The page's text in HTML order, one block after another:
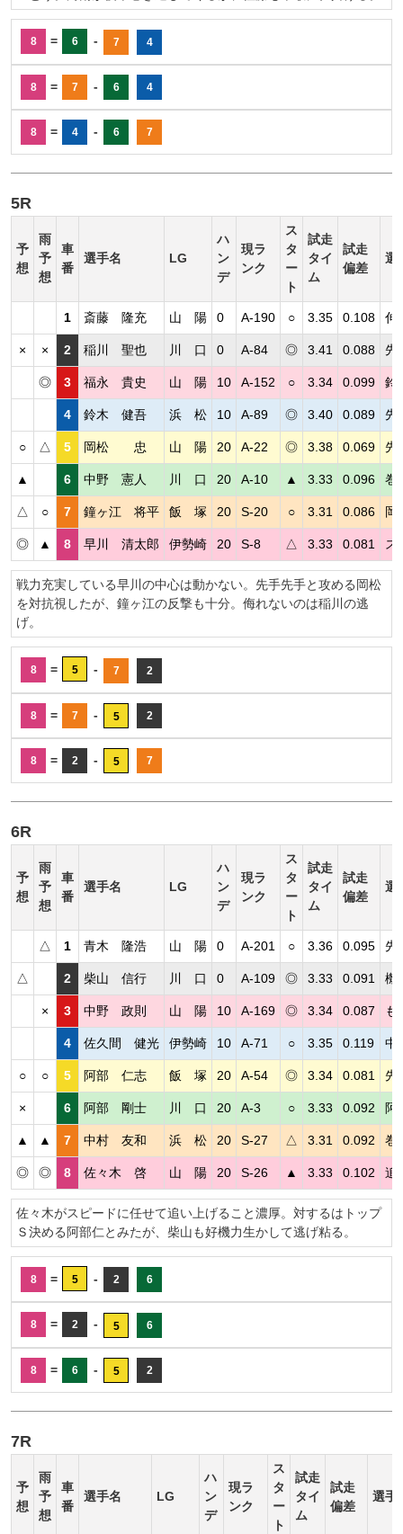
8 = 6 - 7 4
8 = 7 - 6 4
8 = 4 - 6 7
5R
予
想
雨
予
想
車
番
選手名 LG
ハ
ン
デ
現ラ
ンク
ス
タ
ー
ト
試走
タイ
ム
試走
偏差
選
1 斎藤 隆充 山 陽 0 A-190 ○ 3.35 0.108 伸
× × 2 稲川 聖也 川 口 0 A-84 ◎ 3.41 0.088 先
◎ 3 福永 貴史 山 陽 10 A-152 ○ 3.34 0.099 鈴
4 鈴木 健吾 浜 松 10 A-89 ◎ 3.40 0.089 先
○ △ 5 岡松 忠 山 陽 20 A-22 ◎ 3.38 0.069 先
▲ 6 中野 憲人 川 口 20 A-10 ▲ 3.33 0.096 巻
△ ○ 7 鐘ヶ江 将平 飯 塚 20 S-20 ○ 3.31 0.086 岡
◎ ▲ 8 早川 清太郎 伊勢崎 20 S-8 △ 3.33 0.081 ス
戦力充実している早川の中心は動かない。先手先手と攻める岡松
を対抗視したが、鐘ヶ江の反撃も十分。侮れないのは稲川の逃
げ。
8 = 5 - 7 2
8 = 7 - 5 2
8 = 2 - 5 7
6R
予
想
雨
予
想
車
番
選手名 LG
ハ
ン
デ
現ラ
ンク
ス
タ
ー
ト
試走
タイ
ム
試走
偏差
選
△ 1 青木 隆浩 山 陽 0 A-201 ○ 3.36 0.095 先
△ 2 柴山 信行 川 口 0 A-109 ◎ 3.33 0.091 機
× 3 中野 政則 山 陽 10 A-169 ◎ 3.34 0.087 も
4 佐久間 健光 伊勢崎 10 A-71 ○ 3.35 0.119 中
○ ○ 5 阿部 仁志 飯 塚 20 A-54 ◎ 3.34 0.081 先
× 6 阿部 剛士 川 口 20 A-3 ○ 3.33 0.092 阿
▲ ▲ 7 中村 友和 浜 松 20 S-27 △ 3.31 0.092 巻
◎ ◎ 8 佐々木 啓 山 陽 20 S-26 ▲ 3.33 0.102 追
佐々木がスピードに任せて追い上げること濃厚。対するはトップ
Ｓ決める阿部仁とみたが、柴山も好機力生かして逃げ粘る。
8 = 5 - 2 6
8 = 2 - 5 6
8 = 6 - 5 2
7R
予
想
雨
予
想
車
番
選手名 LG
ハ
ン
デ
現ラ
ンク
ス
タ
ー
ト
試走
タイ
ム
試走
偏差
選手